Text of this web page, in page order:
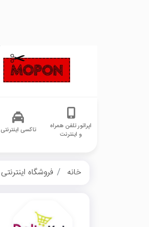
اپراتور تلفن همراه
و اینترنت
تاکسی اینترنتی
خانه فروشگاه اینترنتی